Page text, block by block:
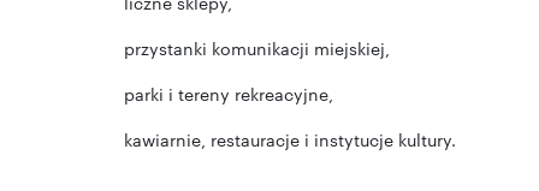
przystanki komunikacji miejskiej,
parki i tereny rekreacyjne,
kawiarnie, restauracje i instytucje kultury.